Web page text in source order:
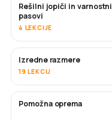
Rešilni jopiči in varnostni
pasovi
4 LEKCIJE
Izredne razmere
19 LEKCIJ
Pomožna oprema